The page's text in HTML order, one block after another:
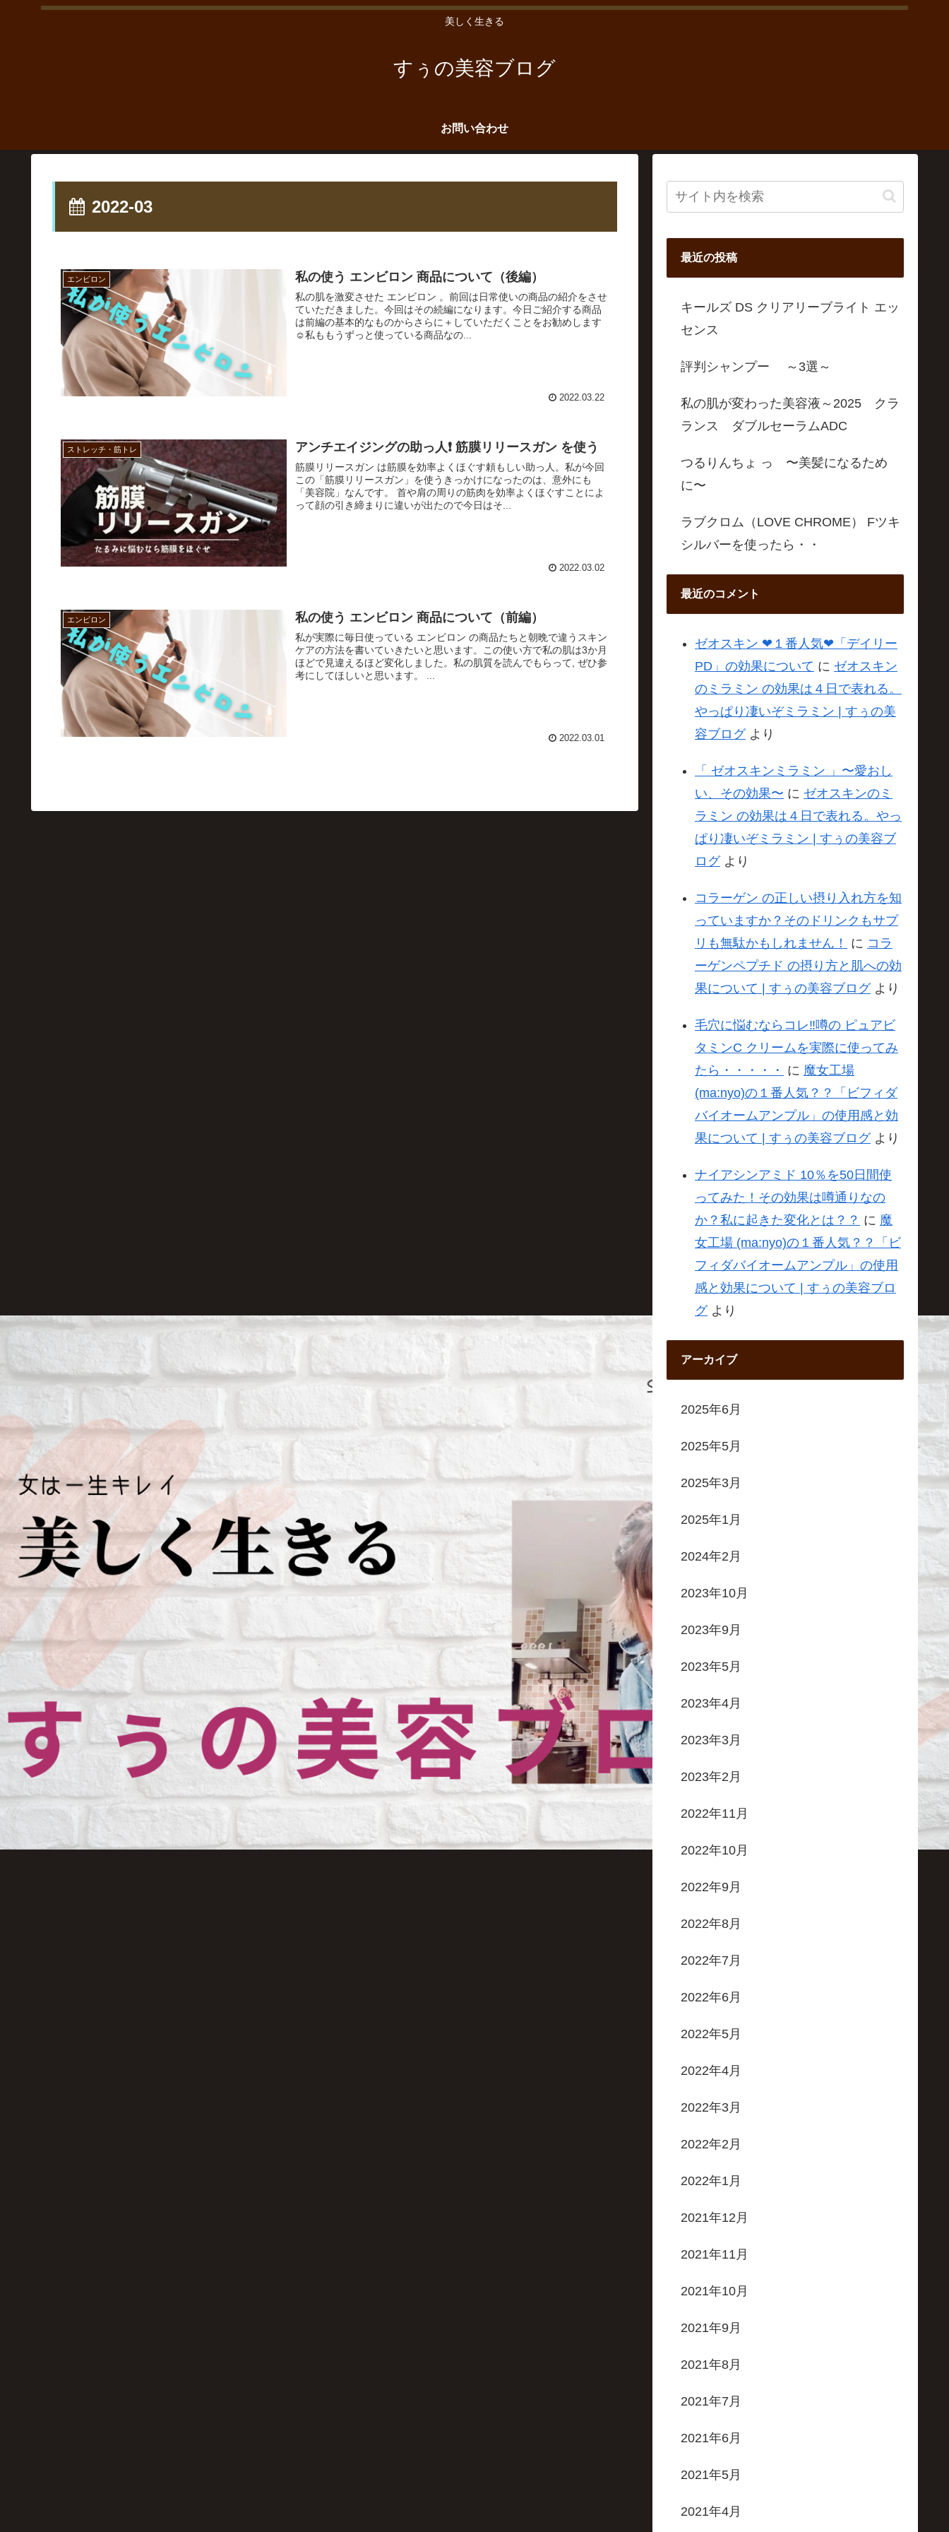
美しく生きる
すぅの美容ブログ
お問い合わせ
2022-03
エンビロン 私の使う エンビロン 商品について（後編）
私の肌を激変させた エンビロン 。前回は日常使いの商品の紹介をさせ
ていただきました。今回はその続編になります。今日ご紹介する商品
は前編の基本的なものからさらに＋していただくことをお勧めします
☺私ももうずっと使っている商品なの...
2022.03.22
ストレッチ・筋トレ アンチエイジングの助っ人❗️ 筋膜リリースガン を使う
筋膜リリースガン は筋膜を効率よくほぐす頼もしい助っ人。私が今回
この「筋膜リリースガン」を使うきっかけになったのは、意外にも
「美容院」なんです。 首や肩の周りの筋肉を効率よくほぐすことによ
って顔の引き締まりに違いが出たので今日はそ...
2022.03.02
エンビロン 私の使う エンビロン 商品について（前編）
私が実際に毎日使っている エンビロン の商品たちと朝晩で違うスキン
ケアの方法を書いていきたいと思います。この使い方で私の肌は3か月
ほどで見違えるほど変化しました。私の肌質を読んでもらって, ぜひ参
考にしてほしいと思います。 ...
2022.03.01
最近の投稿
キールズ DS クリアリーブライト エッ
センス
評判シャンプー ～3選～
私の肌が変わった美容液～2025 クラ
ランス ダブルセーラムADC
つるりんちょ っ 〜美髪になるため
に〜
ラブクロム（LOVE CHROME） Fツキ
シルバーを使ったら・・
最近のコメント
ゼオスキン ❤︎１番人気❤︎「デイリー
PD」の効果について に ゼオスキン
のミラミン の効果は４日で表れる。
やっぱり凄いぞミラミン | すぅの美
容ブログより
「 ゼオスキンミラミン 」〜愛おし
い、その効果〜 に ゼオスキンのミ
ラミン の効果は４日で表れる。やっ
ぱり凄いぞミラミン | すぅの美容ブ
ログより
コラーゲン の正しい摂り入れ方を知
っていますか？そのドリンクもサプ
リも無駄かもしれません！
に コラ
ーゲンペプチド の摂り方と肌への効
果について | すぅの美容ブログより
毛穴に悩むならコレ‼️噂の ピュアビ
タミンC クリームを実際に使ってみ
たら・・・・・
に 魔女工場
(ma:nyo)の１番人気？？「ビフィダ
バイオームアンプル」の使用感と効
果について | すぅの美容ブログより
ナイアシンアミド 10％を50日間使
ってみた！その効果は噂通りなの
か？私に起きた変化とは？？ に 魔
女工場 (ma:nyo)の１番人気？？「ビ
フィダバイオームアンプル」の使用
感と効果について | すぅの美容ブロ
グより
アーカイブ
2025年6月
2025年5月
2025年3月
2025年1月
2024年2月
2023年10月
2023年9月
2023年5月
2023年4月
2023年3月
2023年2月
2022年11月
2022年10月
2022年9月
2022年8月
2022年7月
2022年6月
2022年5月
2022年4月
2022年3月
2022年2月
2022年1月
2021年12月
2021年11月
2021年10月
2021年9月
2021年8月
2021年7月
2021年6月
2021年5月
2021年4月